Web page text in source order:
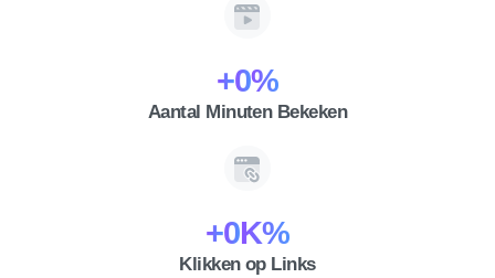
+0%
Aantal Minuten Bekeken
+0K%
Klikken op Links